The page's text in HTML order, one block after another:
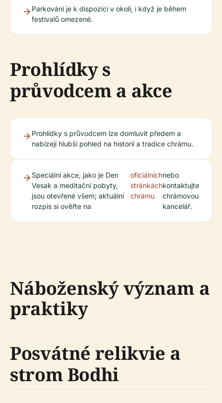
Parkování je k dispozici v okolí, i když je během
festivalů omezené.
Prohlídky s
průvodcem a akce
Prohlídky s průvodcem lze domluvit předem a
nabízejí hlubší pohled na historii a tradice chrámu.
Speciální akce, jako je Den
Vesak a meditační pobyty,
jsou otevřené všem; aktuální
rozpis si ověřte na
oficiálních
stránkách
chrámu
nebo
kontaktujte
chrámovou
kancelář.
Náboženský význam a
praktiky
Posvátné relikvie a
strom Bodhi